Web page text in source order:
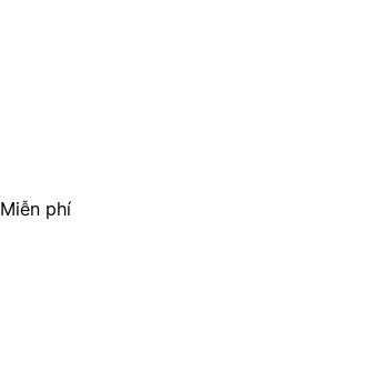
Miễn phí